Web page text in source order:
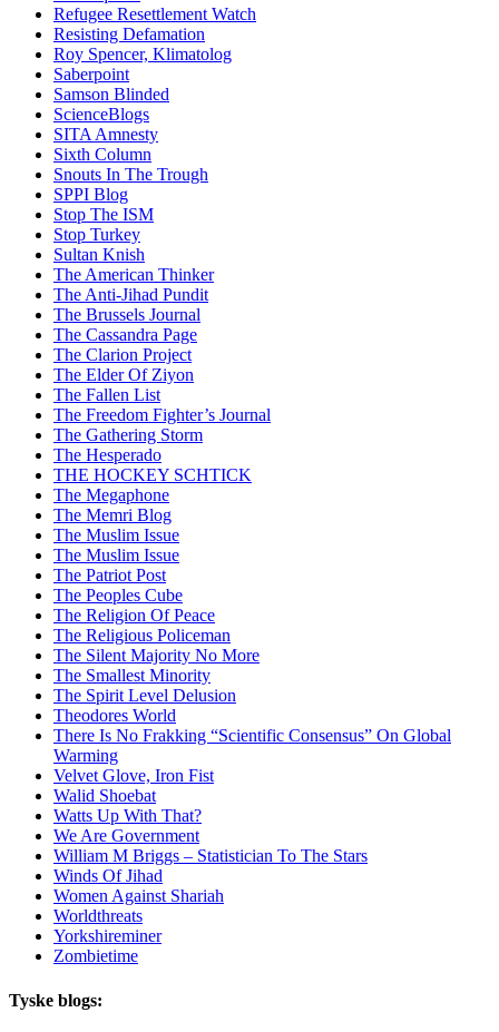
Refugee Resettlement Watch
Resisting Defamation
Roy Spencer, Klimatolog
Saberpoint
Samson Blinded
ScienceBlogs
SITA Amnesty
Sixth Column
Snouts In The Trough
SPPI Blog
Stop The ISM
Stop Turkey
Sultan Knish
The American Thinker
The Anti-Jihad Pundit
The Brussels Journal
The Cassandra Page
The Clarion Project
The Elder Of Ziyon
The Fallen List
The Freedom Fighter’s Journal
The Gathering Storm
The Hesperado
THE HOCKEY SCHTICK
The Megaphone
The Memri Blog
The Muslim Issue
The Muslim Issue
The Patriot Post
The Peoples Cube
The Religion Of Peace
The Religious Policeman
The Silent Majority No More
The Smallest Minority
The Spirit Level Delusion
Theodores World
There Is No Frakking “Scientific Consensus” On Global
Warming
Velvet Glove, Iron Fist
Walid Shoebat
Watts Up With That?
We Are Government
William M Briggs – Statistician To The Stars
Winds Of Jihad
Women Against Shariah
Worldthreats
Yorkshireminer
Zombietime
Tyske blogs: